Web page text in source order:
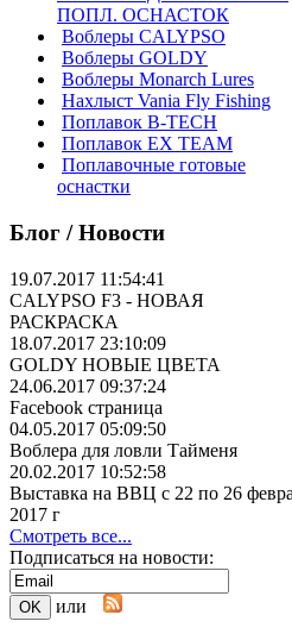
ПОПЛ. ОСНАСТОК
Воблеры CALYPSO
Воблеры GOLDY
Воблеры Monarch Lures
Нахлыст Vania Fly Fishing
Поплавок B-TECH
Поплавок EX TEAM
Поплавочные готовые
оснастки
Блог / Новости
19.07.2017 11:54:41
CALYPSO F3 - НОВАЯ
РАСКРАСКА
18.07.2017 23:10:09
GOLDY НОВЫЕ ЦВЕТА
24.06.2017 09:37:24
Facebook страница
04.05.2017 05:09:50
Воблера для ловли Тайменя
20.02.2017 10:52:58
Выставка на ВВЦ с 22 по 26
2017 г
Смотреть все...
Подписаться на новости:
или